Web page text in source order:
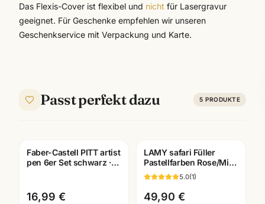
Das Flexis-Cover ist flexibel und nicht für Lasergravur
geeignet. Für Geschenke empfehlen wir unseren
Geschenkservice mit Verpackung und Karte.
Passt perfekt dazu 5 PRODUKTE
Faber-Castell PITT artist
pen 6er Set schwarz ·
16,99 €
LAMY safari Füller
Pastellfarben Rose/Mint
· Sonderedition 2019 ·
Sammlerstueck
5.0(1)
49,90 €